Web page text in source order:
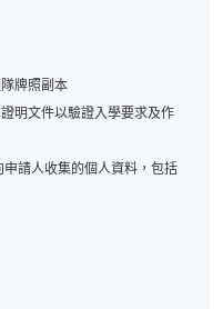
牌照副本
明文件以驗證入學要求及作
申請人收集的個人資料，包括